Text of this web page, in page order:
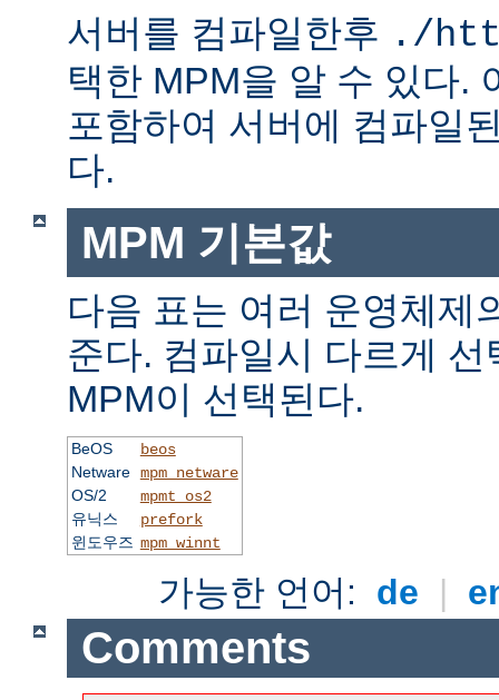
서버를 컴파일한후 ./
택한 MPM을 알 수 있다.
포함하여 서버에 컴파일
다.
MPM 기본값
다음 표는 여러 운영체제
준다. 컴파일시 다르게
MPM이 선택된다.
BeOS
beos
Netware mpm_netware
OS/2
mpmt_os2
유닉스
prefork
윈도우즈 mpm_winnt
가능한 언어: de |
Comments